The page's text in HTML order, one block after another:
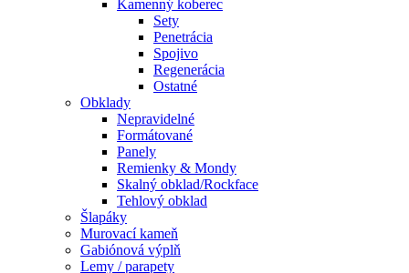
Kamenný koberec
Sety
Penetrácia
Spojivo
Regenerácia
Ostatné
Obklady
Nepravidelné
Formátované
Panely
Remienky & Mondy
Skalný obklad/Rockface
Tehlový obklad
Šlapáky
Murovací kameň
Gabiónová výplň
Lemy / parapety